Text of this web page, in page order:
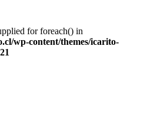
for foreach() in
wp-content/themes/icarito-
21